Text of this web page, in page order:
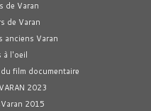
de Varan
de Varan
anciens Varan
à l'oeil
film documentaire
2023
2015